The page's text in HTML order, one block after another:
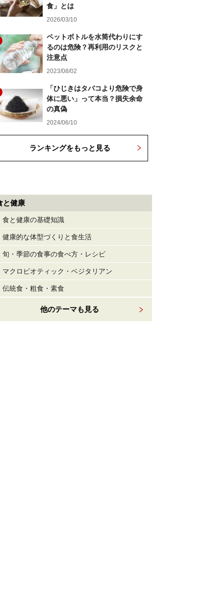
食」とは
2026/03/10
ペットボトルを水筒代わりにす
るのは危険？再利用のリスクと
注意点
2023/08/02
「ひじきはタバコより危険で身
体に悪い」って本当？損失余命
の真偽
2024/06/10
ランキングをもっと見る
と健康
食と健康の基礎知識
健康的な体型づくりと食生活
旬・季節の食事の食べ方・レシピ
マクロビオティック・ベジタリアン
伝統食・粗食・素食
他のテーマも見る